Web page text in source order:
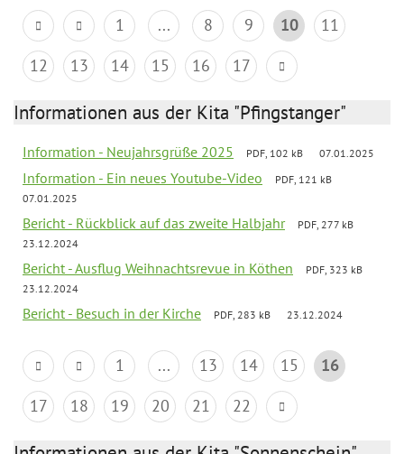
1 ... 8 9 10
11
12
13 14 15 16 17
Informationen aus der Kita "Pfingstanger"
Information - Neujahrsgrüße 2025 PDF, 102 kB 07.01.2025
Information - Ein neues Youtube-Video
PDF, 121 kB
07.01.2025
Bericht - Rückblick auf das zweite Halbjahr
PDF, 277 kB
23.12.2024
Bericht - Ausflug Weihnachtsrevue in Köthen
PDF, 323 kB
23.12.2024
Bericht - Besuch in der Kirche PDF, 283 kB 23.12.2024
1 ... 13 14 15
16
17
18 19 20 21 22